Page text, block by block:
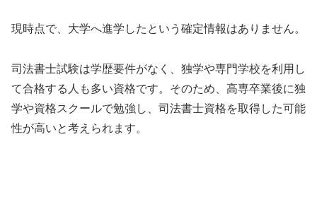
現時点で、大学へ進学したという確定情報はありません。
司法書士試験は学歴要件がなく、独学や専門学校を利用し
て合格する人も多い資格です。そのため、高専卒業後に独
学や資格スクールで勉強し、司法書士資格を取得した可能
性が高いと考えられます。